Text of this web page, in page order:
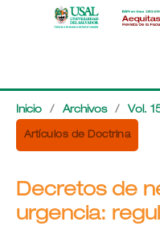
Inicio / Archivos / Vol.
Artículos de Doctrina
Decretos de
urgencia: